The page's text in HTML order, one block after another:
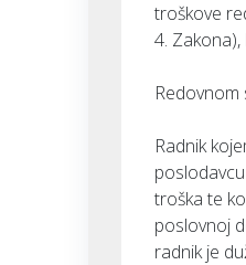
troškove
4.
Radnik
troška te
poslovnoj
radnik je